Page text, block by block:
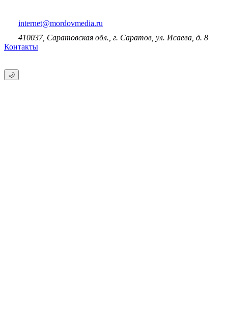
internet@mordovmedia.ru
410037, Саратовская обл., г. Саратов, ул. Исаева, д. 8
Контакты
🌙